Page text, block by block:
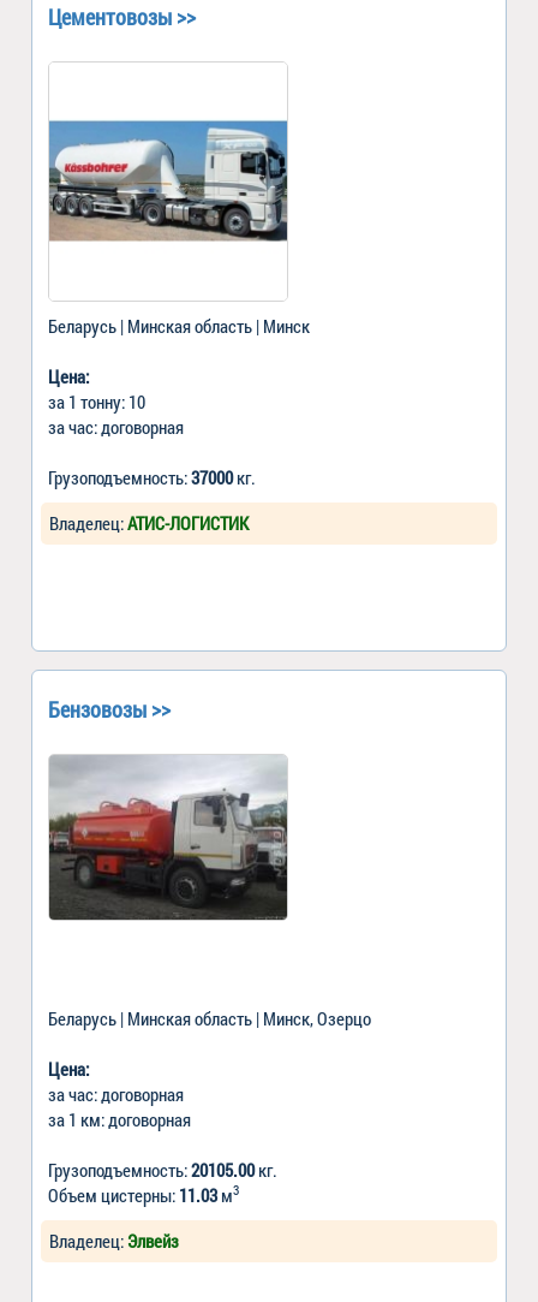
Цементовозы >>
Беларусь | Минская область | Минск
Цена:
за 1 тонну: 10
за час: договорная
Грузоподъемность:37000кг.
Владелец:АТИС-ЛОГИСТИК
Бензовозы >>
Беларусь | Минская область | Минск, Озерцо
Цена:
за час: договорная
за 1 км: договорная
Грузоподъемность:20105.00кг.
Объем цистерны: 11.03м3
Владелец: Элвейз